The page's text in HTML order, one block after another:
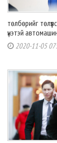
төлбөрийг
үнэтэй
2020-11-05